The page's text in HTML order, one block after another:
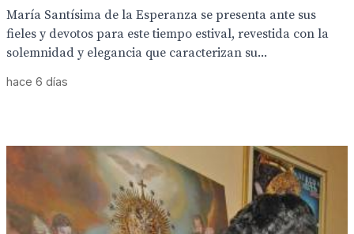
María Santísima de la Esperanza se presenta ante sus
fieles y devotos para este tiempo estival, revestida con la
solemnidad y elegancia que caracterizan su...
hace 6 días